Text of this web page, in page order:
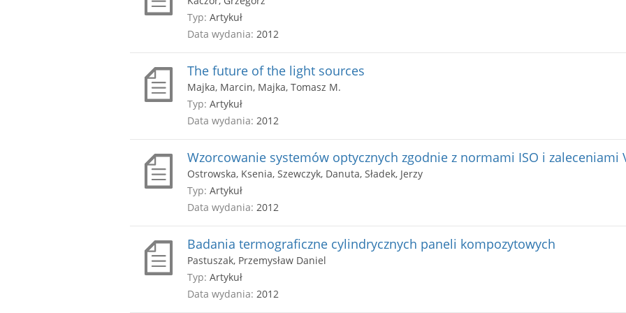
Typ: Artykuł
Data wydania: 2012
The future of the light sources
Majka, Marcin, Majka, Tomasz M.
Typ: Artykuł
Data wydania: 2012
Wzorcowanie systemów optycznych zgodnie z normami ISO i zaleceniami
Ostrowska, Ksenia, Szewczyk, Danuta, Sładek, Jerzy
Typ: Artykuł
Data wydania: 2012
Badania termograficzne cylindrycznych paneli kompozytowych
Pastuszak, Przemysław Daniel
Typ: Artykuł
Data wydania: 2012